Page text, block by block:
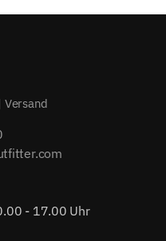
Versand
- 17.00 Uhr